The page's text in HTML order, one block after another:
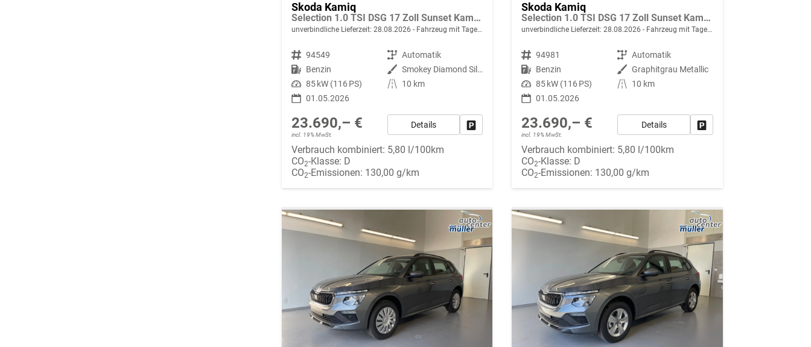
Skoda Kamiq
Selection 1.0 TSI DSG 17 Zoll Sunset Kamera PDC v+h
unverbindliche Lieferzeit: 28.08.2026 Fahrzeug mit Tageszulassung
Fahrzeugnr. 94549 Getriebe Automatik
Kraftstoff Benzin Außenfarbe
Smokey Diamond Silber Metallic
Leistung 85 kW (116 PS) Kilometerstand
10 km
01.05.2026
23.690,– €
incl. 19% MwSt.
Details Fahrzeug parken
Verbrauch kombiniert: 5,80 l/100km
CO2-Klasse: D
CO2-Emissionen: 130,00 g/km
Skoda Kamiq
Selection 1.0 TSI DSG 17 Zoll Sunset Kamera PDC v+h
unverbindliche Lieferzeit:28.08.2026 Fahrzeug mit Tageszulassung
Fahrzeugnr. 94981 Getriebe Automatik
Kraftstoff Benzin Außenfarbe Graphitgrau Metallic
Leistung 85 kW (116 PS) Kilometerstand
10 km
01.05.2026
23.690,– €
incl. 19% MwSt.
Details
Verbrauch kombiniert: 5,80 l/100km
CO2-Klasse: D
CO2-Emissionen: 130,00 g/km